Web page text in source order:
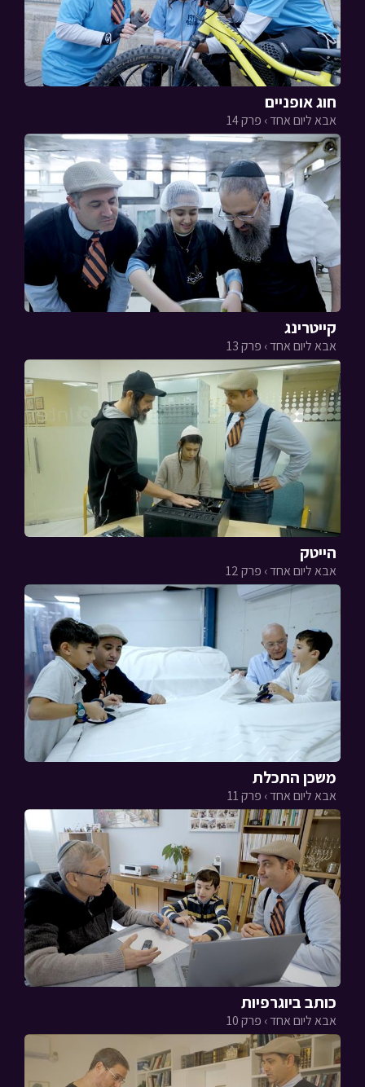
חוג אופניים
אבא ליום אחד › פרק 14
קייטרינג
אבא ליום אחד › פרק 13
הייטק
אבא ליום אחד › פרק 12
משכן התכלת
אבא ליום אחד › פרק 11
כותב ביוגרפיות
אבא ליום אחד › פרק 10